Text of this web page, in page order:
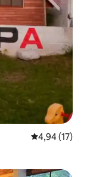
4,94 de uma
4,94 (17)